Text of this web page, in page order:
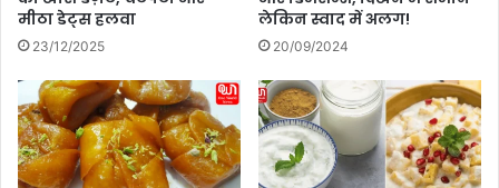
क
मीठा डेट्स हलवा
23/12/2025
लेकिन स्वाद में अलग!
20/09/2024